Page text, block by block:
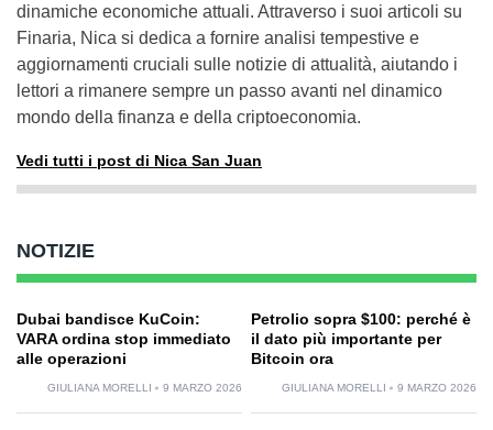
dinamiche economiche attuali. Attraverso i suoi articoli su
Finaria, Nica si dedica a fornire analisi tempestive e
aggiornamenti cruciali sulle notizie di attualità, aiutando i
lettori a rimanere sempre un passo avanti nel dinamico
mondo della finanza e della criptoeconomia.
Vedi tutti i post di Nica San Juan
NOTIZIE
Dubai bandisce KuCoin:
VARA ordina stop immediato
alle operazioni
GIULIANA MORELLI 9 MARZO 2026
Petrolio sopra $100: perché è
il dato più importante per
Bitcoin ora
GIULIANA MORELLI 9 MARZO 2026